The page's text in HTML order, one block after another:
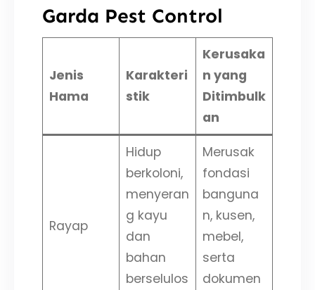
Garda Pest Control
Jenis
Hama
Karakteri
stik
Kerusaka
n yang
Ditimbulk
an
Rayap
Hidup
berkoloni,
menyeran
g kayu
dan
bahan
berselulos
Merusak
fondasi
banguna
n, kusen,
mebel,
serta
dokumen